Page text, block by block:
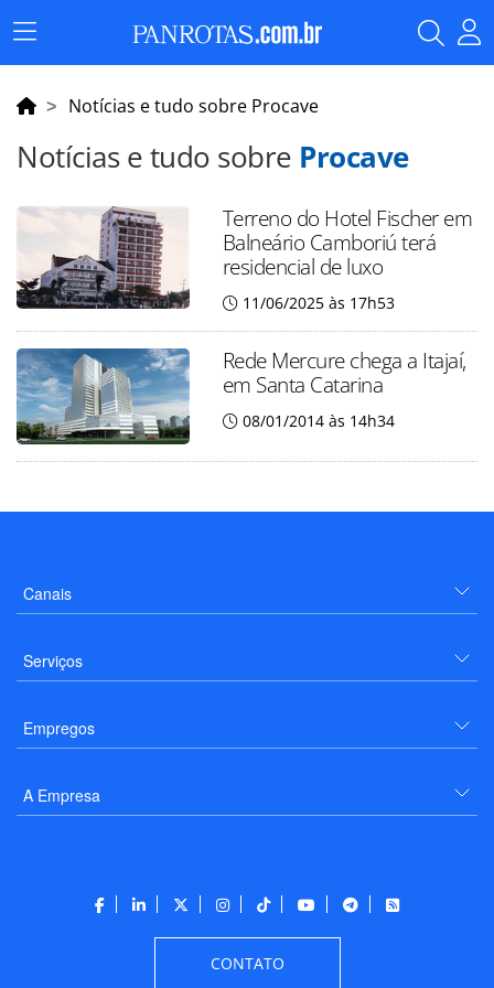
Menu
Principal
Notícias e tudo sobre Procave
Notícias e tudo sobre Procave
Terreno do Hotel Fischer em
Balneário Camboriú terá
residencial de luxo
11/06/2025 às 17h53
Rede Mercure chega a Itajaí,
em Santa Catarina
08/01/2014 às 14h34
Canais
Serviços
Empregos
A Empresa
CONTATO